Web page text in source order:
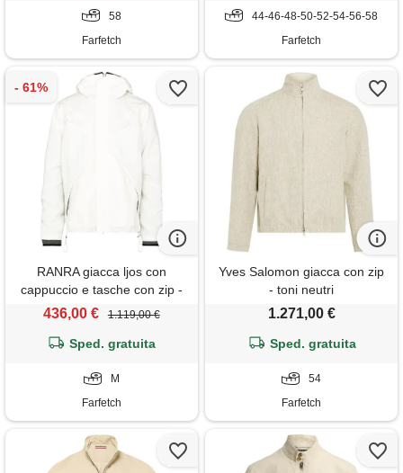
58
Farfetch
44-46-48-50-52-54-56-58
Farfetch
RANRA giacca ljos con
cappuccio e tasche con zip -
bianco
436,00 € 1.119,00 €
Sped. gratuita
M
Farfetch
Yves Salomon giacca con zip
- toni neutri
1.271,00 €
Sped. gratuita
54
Farfetch